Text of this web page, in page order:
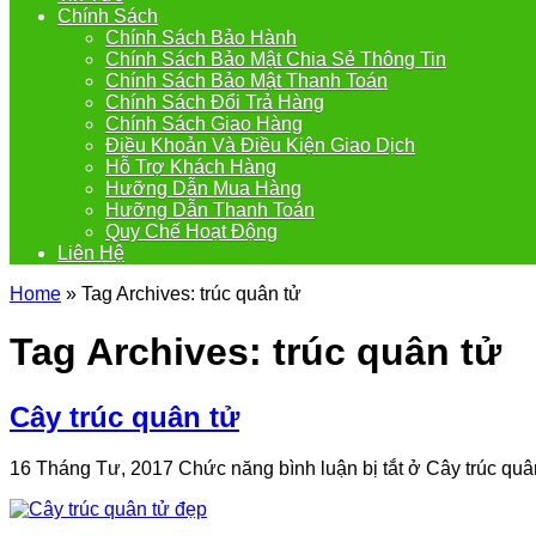
Chính Sách
Chính Sách Bảo Hành
Chính Sách Bảo Mật Chia Sẻ Thông Tin
Chính Sách Bảo Mật Thanh Toán
Chính Sách Đổi Trả Hàng
Chính Sách Giao Hàng
Điều Khoản Và Điều Kiện Giao Dịch
Hỗ Trợ Khách Hàng
Hưỡng Dẫn Mua Hàng
Hưỡng Dẫn Thanh Toán
Quy Chế Hoạt Động
Liên Hệ
Home » Tag Archives: trúc quân tử
Tag Archives: trúc quân tử
Cây trúc quân tử
16 Tháng Tư, 2017 Chức năng bình luận bị tắtở Cây trúc